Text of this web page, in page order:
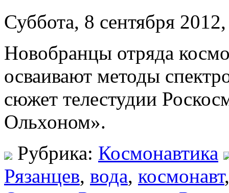
Суббота, 8 сентября
Новобранцы отряда
осваивают методы
сюжет телестудии
Ольхоном».
Рубрика: Космонавтика
Рязанцев, вода, космонавт